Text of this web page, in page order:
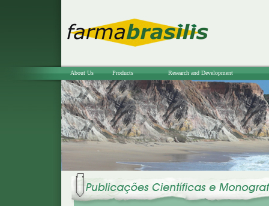
About Us Products Research and Development